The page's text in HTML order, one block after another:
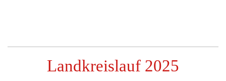
Landkreislauf 2025